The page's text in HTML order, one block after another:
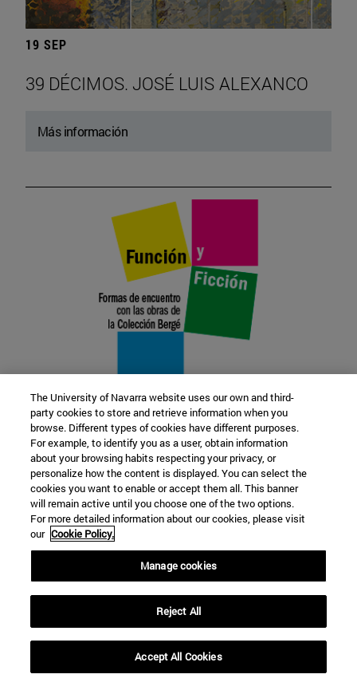
19 SEP
39 DÉCIMOS. JOSÉ LUIS ALEXANCO
Más información
22 SEP
FUNCIÓN Y FICCIÓN. Varios artistas
Más información
The University of Navarra website uses our own and third-
party cookies to store and retrieve information when you
browse. Different types of cookies have different purposes.
For example, to identify you as a user, obtain information
about your browsing habits respecting your privacy, or
personalize how the content is displayed. You can select the
cookies you want to enable or accept them all. This banner
will remain active until you choose one of the two options.
For more detailed information about our cookies, please visit
our Cookie Policy.
Manage cookies
Reject All
Accept All Cookies